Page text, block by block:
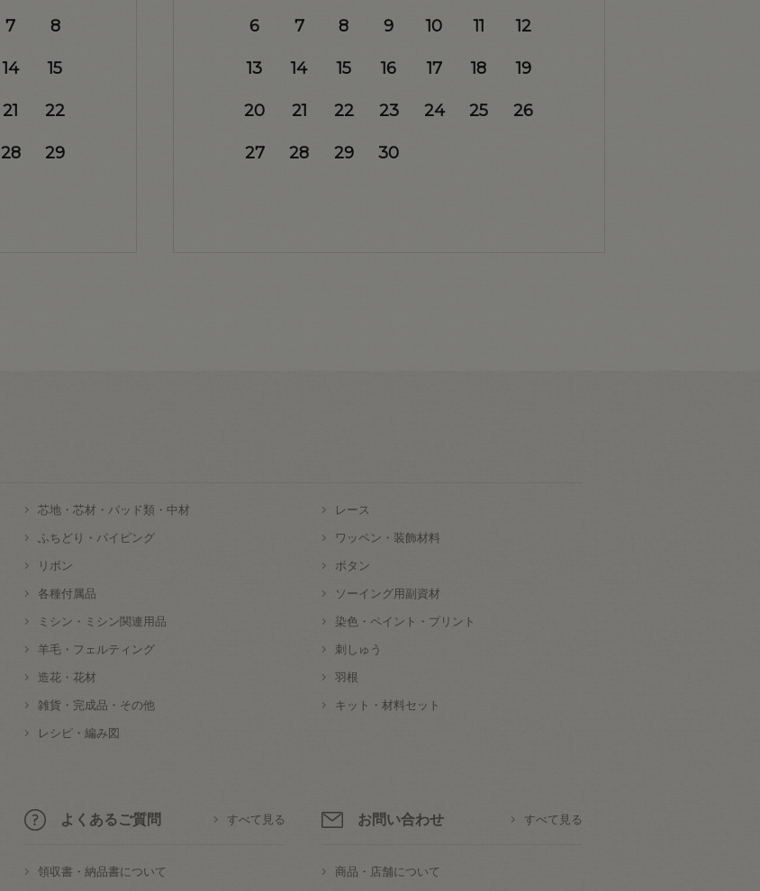
7 8
14 15
21 22
28 29
6 7 8 9 10 11 12
13 14 15 16 17 18 19
20 21 22 23 24 25 26
27 28 29 30
芯地・芯材・パッド類・中材 レース
ふちどり・パイピング ワッペン・装飾材料
リボン ボタン
各種付属品 ソーイング用副資材
ミシン・ミシン関連用品 染色・ペイント・プリント
羊毛・フェルティング 刺しゅう
造花・花材 羽根
雑貨・完成品・その他 キット・材料セット
レシピ・編み図
よくあるご質問 すべて見る
領収書・納品書について
お問い合わせ すべて見る
商品・店舗について